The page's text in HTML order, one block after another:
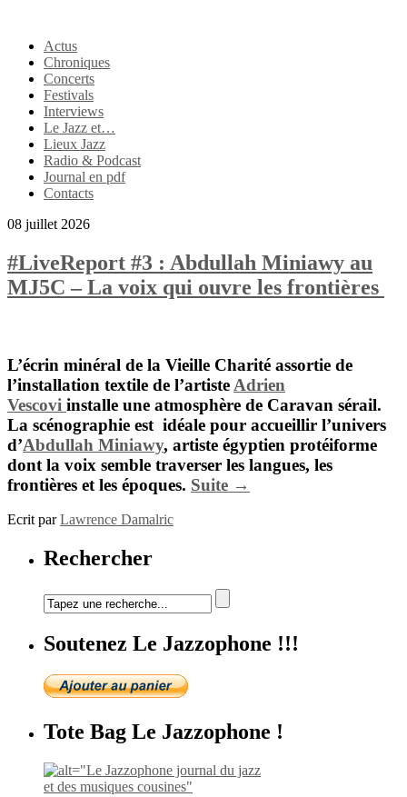
Actus
Chroniques
Concerts
Festivals
Interviews
Le Jazz et…
Lieux Jazz
Radio & Podcast
Journal en pdf
Contacts
08 juillet 2026
#LiveReport #3 : Abdullah Miniawy au
MJ5C – La voix qui ouvre les frontières
L’écrin minéral de la Vieille Charité assortie de
l’installation textile de l’artiste Adrien
Vescovi installe une atmosphère de Caravan sérail.
La scénographie est idéale pour accueillir l’univers
d’Abdullah Miniawy, artiste égyptien protéiforme
dont la voix semble traverser les langues, les
frontières et les époques. Suite →
Ecrit parLawrence Damalric
Rechercher
Soutenez Le Jazzophone !!!
Tote Bag Le Jazzophone !